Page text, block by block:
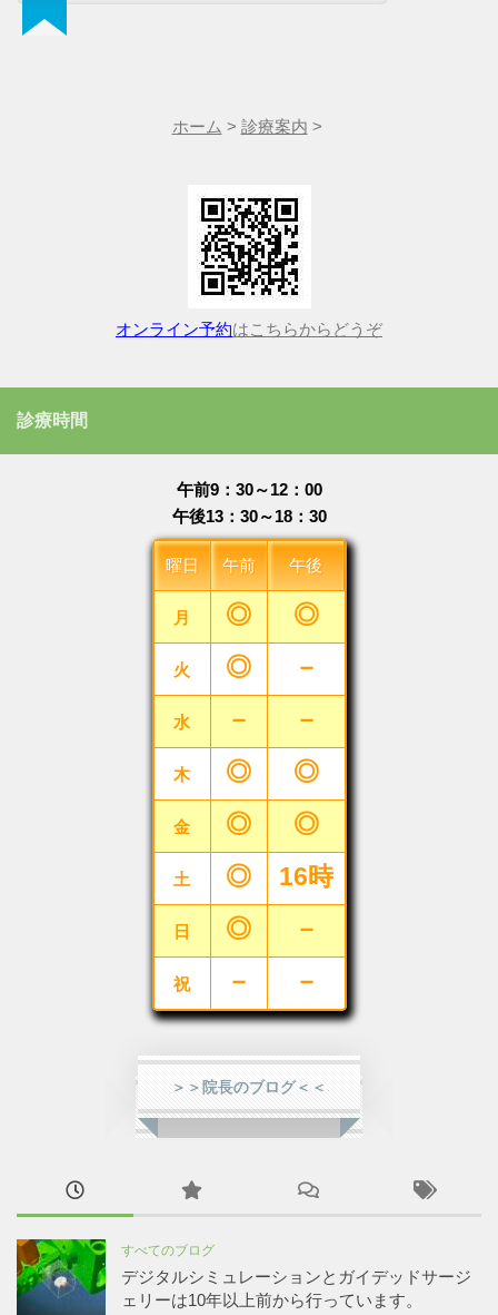
ホーム > 診療案内 >
オンライン予約はこちらからどうぞ
診療時間
午前9：30～12：00
午後13：30～18：30
曜日 午前 午後
月 ◎ ◎
火 ◎ －
水 － －
木 ◎ ◎
金 ◎ ◎
土 ◎ 16時
日 ◎ －
祝 － －
＞＞院長のブログ＜＜
すべてのブログ
デジタルシミュレーションとガイデッドサージ
ェリーは10年以上前から行っています。